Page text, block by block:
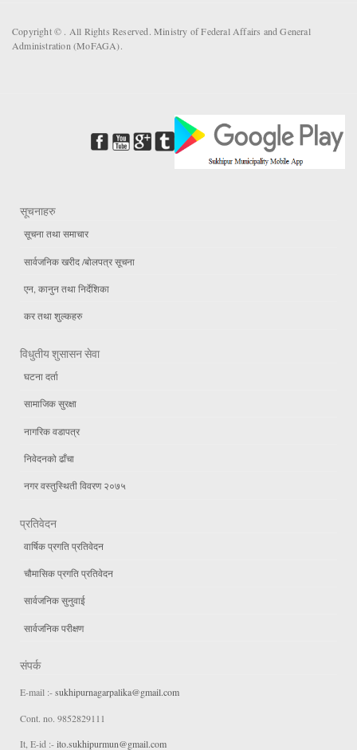
Copyright © . All Rights Reserved. Ministry of Federal Affairs and General
Administration (MoFAGA).
सूचनाहरु
सूचना तथा समाचार
सार्वजनिक खरीद /बोलपत्र सूचना
एन, कानुन तथा निर्देशिका
कर तथा शुल्कहरु
विधुतीय शुसासन सेवा
घटना दर्ता
सामाजिक सुरक्षा
नागरिक वडापत्र
निवेदनको ढाँचा
नगर वस्तुस्थिती विवरण २०७५
प्रतिवेदन
वार्षिक प्रगति प्रतिवेदन
चौमासिक प्रगति प्रतिवेदन
सार्वजनिक सुनुवाई
सार्वजनिक परीक्षण
संपर्क
E-mail :-sukhipurnagarpalika@gmail.com
Cont. no. 9852829111
It, E-id :-ito.sukhipurmun@gmail.com